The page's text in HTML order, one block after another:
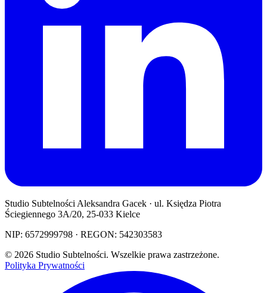
Studio Subtelności Aleksandra Gacek · ul. Księdza Piotra
Ściegiennego 3A/20, 25-033 Kielce
NIP: 6572999798 · REGON: 542303583
© 2026 Studio Subtelności. Wszelkie prawa zastrzeżone.
Polityka Prywatności